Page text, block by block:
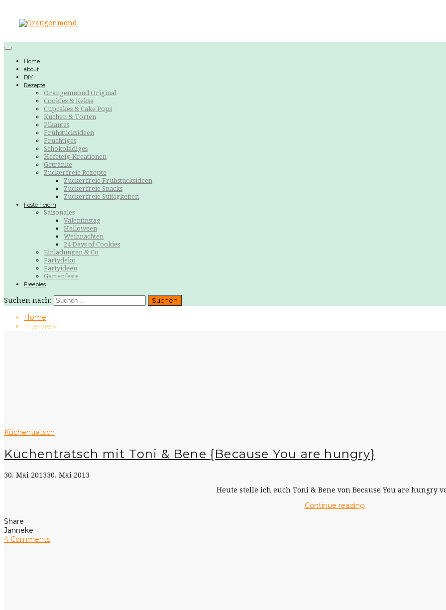
Home
about
DiY
Rezepte
Orangenmond Original
Cookies & Kekse
Cupcakes & Cake Pops
Kuchen & Torten
Pikantes
Frühstücksideen
Fruchtiges
Schokoladiges
Hefeteig-Kreationen
Getränke
Zuckerfreie Rezepte
Zuckerfreie Frühstücksideen
Zuckerfreie Snacks
Zuckerfreie Süßigkeiten
Feste Feiern
Saisonales
Valentinstag
Halloween
Weihnachten
24 Days of Cookies
Einladungen & Co
Partydeko
Partyideen
Gartenfeste
Freebies
Suchen nach:
Home
Interview
Küchentratsch
Küchentratsch mit Toni & Bene {Because You are hungry}
30. Mai 201330. Mai 2013
Heute stelle ich euch Toni & Bene von Because You are hungry
Continue reading
Share
Janneke
4 Comments